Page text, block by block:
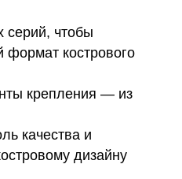
серий, чтобы
кострового
крепления — из
качества и
дизайну